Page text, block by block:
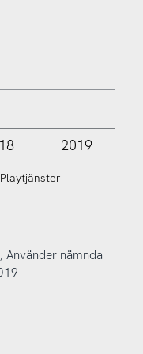
2019
Playtjänster
Använder nämnda